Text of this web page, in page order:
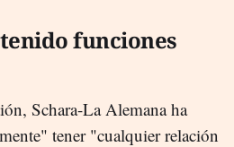
funciones
Schara-La Alemana ha
tener "cualquier relación